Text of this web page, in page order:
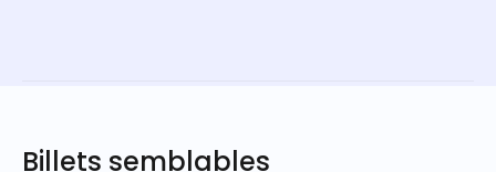
Billets semblables